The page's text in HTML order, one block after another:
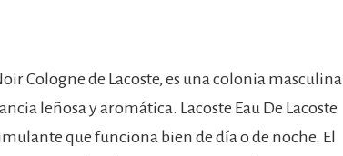
Cologne de Lacoste, es una colonia masculina
leñosa y aromática. Lacoste Eau De Lacoste
que funciona bien de día o de noche. El